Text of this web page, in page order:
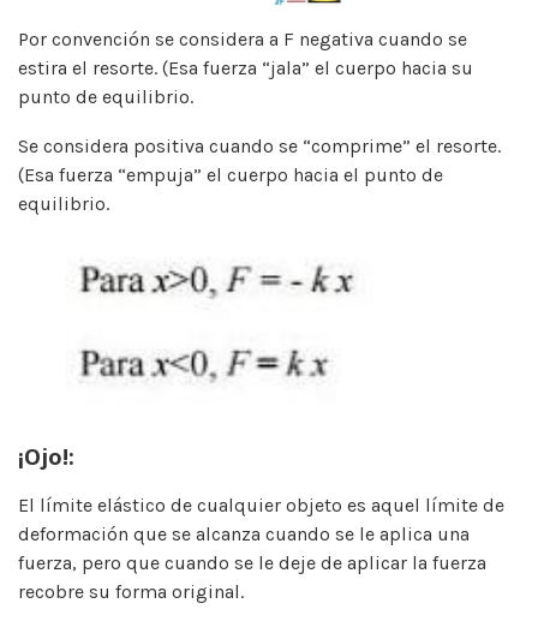
Por convención se considera a F negativa cuando se
estira el resorte. (Esa fuerza “jala” el cuerpo hacia su
punto de equilibrio.
Se considera positiva cuando se “comprime” el resorte.
(Esa fuerza “empuja” el cuerpo hacia el punto de
equilibrio.
¡Ojo!:
El límite elástico de cualquier objeto es aquel límite de
deformación que se alcanza cuando se le aplica una
fuerza, pero que cuando se le deje de aplicar la fuerza
recobre su forma original.